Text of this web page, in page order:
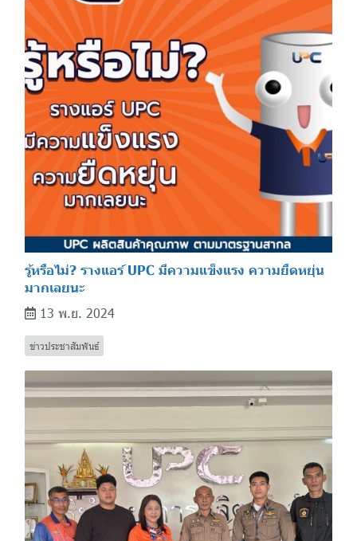
รู้หรือไม่? รางแอร์ UPC มีความแข็งแรง ความยืดหยุ่น
มากเลยนะ
13 พ.ย. 2024
ข่าวประชาสัมพันธ์